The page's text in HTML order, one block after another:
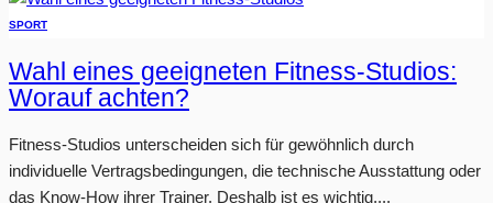
SPORT
Wahl eines geeigneten Fitness-Studios:
Worauf achten?
Fitness-Studios unterscheiden sich für gewöhnlich durch
individuelle Vertragsbedingungen, die technische Ausstattung oder
das Know-How ihrer Trainer. Deshalb ist es wichtig,...